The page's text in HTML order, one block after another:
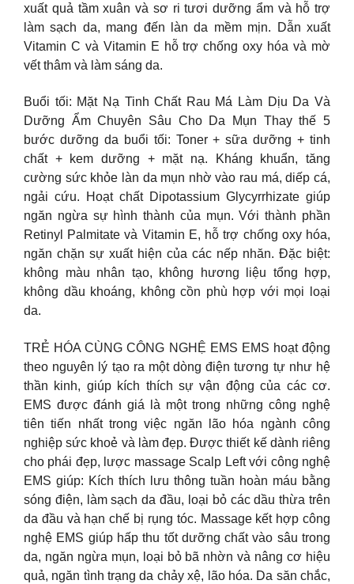
xuất quả tầm xuân và sơ ri tươi dưỡng ẩm và hỗ trợ
làm sạch da, mang đến làn da mềm mịn. Dẫn xuất
Vitamin C và Vitamin E hỗ trợ chống oxy hóa và mờ
vết thâm và làm sáng da.
Buổi tối: Mặt Nạ Tinh Chất Rau Má Làm Dịu Da Và
Dưỡng Ẩm Chuyên Sâu Cho Da Mụn Thay thế 5
bước dưỡng da buổi tối: Toner + sữa dưỡng + tinh
chất + kem dưỡng + mặt nạ. Kháng khuẩn, tăng
cường sức khỏe làn da mụn nhờ vào rau má, diếp cá,
ngải cứu. Hoạt chất Dipotassium Glycyrrhizate giúp
ngăn ngừa sự hình thành của mụn. Với thành phần
Retinyl Palmitate và Vitamin E, hỗ trợ chống oxy hóa,
ngăn chặn sự xuất hiện của các nếp nhăn. Đặc biệt:
không màu nhân tạo, không hương liệu tổng hợp,
không dầu khoáng, không cồn phù hợp với mọi loại
da.
TRẺ HÓA CÙNG CÔNG NGHỆ EMS EMS hoạt động
theo nguyên lý tạo ra một dòng điện tương tự như hệ
thần kinh, giúp kích thích sự vận động của các cơ.
EMS được đánh giá là một trong những công nghệ
tiên tiến nhất trong việc ngăn lão hóa ngành công
nghiệp sức khoẻ và làm đẹp. Được thiết kế dành riêng
cho phái đẹp, lược massage Scalp Left với công nghệ
EMS giúp: Kích thích lưu thông tuần hoàn máu bằng
sóng điện, làm sạch da đầu, loại bỏ các dầu thừa trên
da đầu và hạn chế bị rụng tóc. Massage kết hợp công
nghệ EMS giúp hấp thu tốt dưỡng chất vào sâu trong
da, ngăn ngừa mụn, loại bỏ bã nhờn và nâng cơ hiệu
quả, ngăn tình trạng da chảy xệ, lão hóa. Da săn chắc,